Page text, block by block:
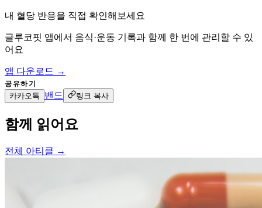
내 혈당 반응을 직접 확인해보세요
글루코핏 앱에서 음식·운동 기록과 함께 한 번에 관리할 수 있
어요
앱 다운로드 →
공유하기
카카오톡 밴드 링크 복사
함께 읽어요
전체 아티클 →